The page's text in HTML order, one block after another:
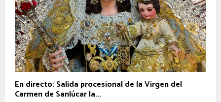
En directo: Salida procesional de la Virgen del
Carmen de Sanlúcar la...